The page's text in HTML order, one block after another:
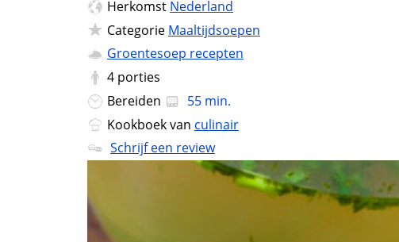
Herkomst Nederland
Categorie Maaltijdsoepen
Groentesoep recepten
4 porties
Bereiden
55 min.
Kookboek van culinair
Schrijf een review